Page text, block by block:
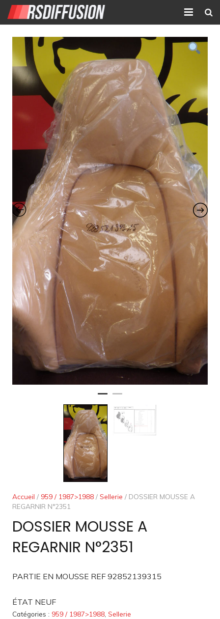
Accueil
Nouvelles annonces
Annonces prolongées
Atelier mécanique
Accueil / 959 / 1987>1988 / Sellerie / DOSSIER MOUSSE A
REGARNIR N°2351
DOSSIER MOUSSE A
REGARNIR N°2351
PARTIE EN MOUSSE REF 92852139315
ÉTAT NEUF
Catégories : 959 / 1987>1988 Sellerie